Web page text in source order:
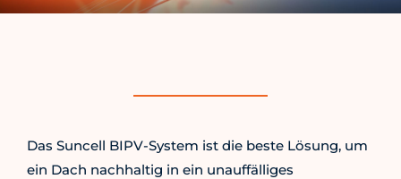
Das Suncell BIPV-System ist die beste Lösung, um
ein Dach nachhaltig in ein unauffälliges